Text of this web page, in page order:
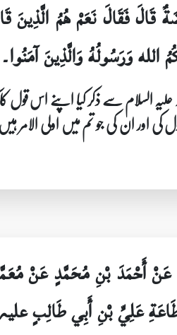
قَالَ فَقَالَ نَعَمْ هُمُ الَّذِينَ
الله وَرَسُولُهُ وَالَّذِينَ آمَنُوا۔
علیہ السلام سے ذکر کیا اپنے
کی اور ان کی جو تم میں اولی
عَنْ أَحْمَدَ بْنِ مُحَمَّدٍ عَنْ
عَلِيِّ بْنِ أَبِي طَالِبٍ